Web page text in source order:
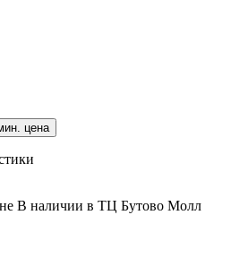
цена
В наличии в ТЦ Бутово Молл